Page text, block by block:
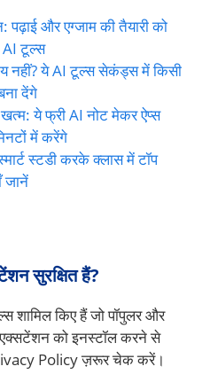
और एग्जाम की तैयारी को
AI टूल्स
नहीं? ये AI टूल्स सेकंड्स में किसी
देंगे
ये फ्री AI नोट मेकर ऐप्स
में करेंगे
स्टडी करके क्लास में टॉप
जानें
सुरक्षित हैं?
शामिल किए हैं जो पॉपुलर और
एक्सटेंशन को इनस्टॉल करने से
Policy ज़रूर चेक करें।